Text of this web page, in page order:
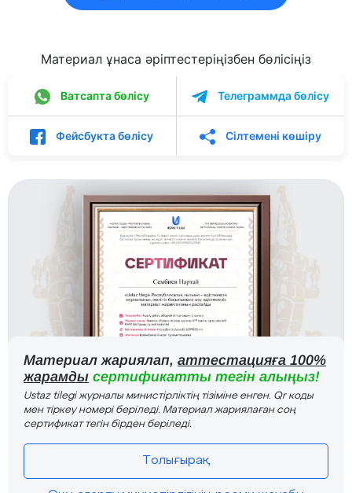
Материал ұнаса әріптестеріңізбен бөлісіңіз
Ватсапта бөлісу Телеграммда бөлісу
Фейсбукта бөлісу Сілтемені көшіру
Материал жариялап, аттестацияға 100%
жарамды сертификатты тегін алыңыз!
Ustaz tilegi журналы министірліктің тізіміне енген. Qr коды
мен тіркеу номері беріледі. Материал жариялаған соң
сертификат тегін бірден беріледі.
Толығырақ